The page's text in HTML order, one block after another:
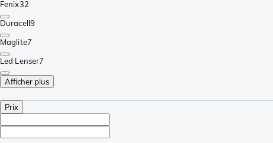
Fenix32
Duracell9
Maglite7
Led Lenser7
Afficher plus
Prix